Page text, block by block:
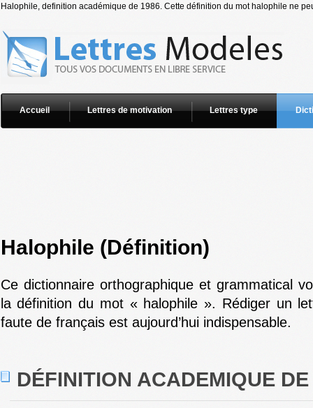
Halophile, definition académique de 1986. Cette définition du mot halophile ne
Accueil Lettres de motivation Lettres type
Halophile (Définition)
Ce dictionnaire orthographique et grammatical
la définition du mot « halophile ». Rédiger un
faute de français est aujourd’hui indispensable.
DÉFINITION ACADEMIQUE